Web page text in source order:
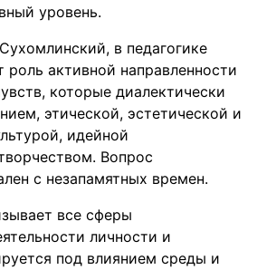
уровень.
в педагогике
роль активной направленности
которые диалектически
этической, эстетической и
идейной
Вопрос
с незапамятных времен.
все сферы
личности и
под влиянием среды и